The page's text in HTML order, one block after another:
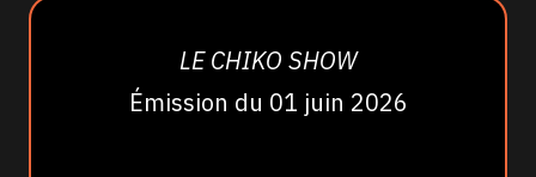
LE CHIKO SHOW
Émission du 01 juin 2026